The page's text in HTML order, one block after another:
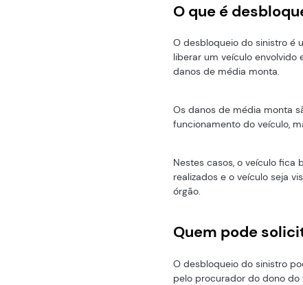
O que é
O desbloqueio do sinistro é
liberar um veículo
danos de média monta.
Os danos de média monta
funcionamento do veículo,
Nestes casos, o veículo fica
realizados e o veículo seja
órgão.
Quem pode
O desbloqueio do sinistro
pelo procurador do dono do